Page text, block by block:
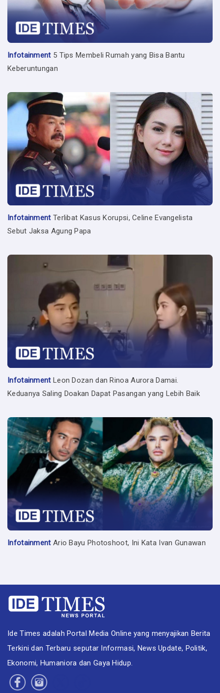
Infotainment5 Tips Membeli Rumah yang Bisa Bantu
Keberuntungan
InfotainmentTerlibat Kasus Korupsi, Celine Evangelista
Sebut Jaksa Agung Papa
InfotainmentLeon Dozan dan Rinoa Aurora Damai.
Keduanya Saling Doakan Dapat Pasangan yang Lebih Baik
InfotainmentArio Bayu Photoshoot, Ini Kata Ivan Gunawan
Ide Times adalah Portal Media Online yang menyajikan Berita
Terkini dan Terbaru seputar Informasi, News Update, Politik,
Ekonomi, Humaniora dan Gaya Hidup.